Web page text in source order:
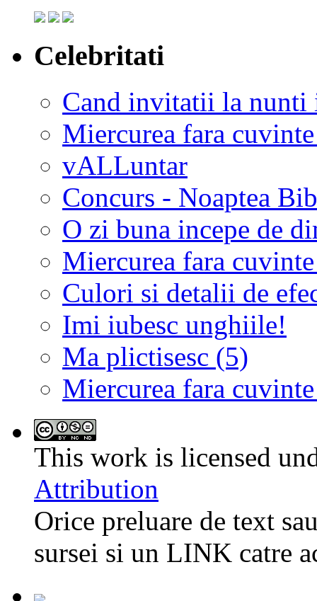
Celebritati
Cand invitatii la nunti
Miercurea fara
vALLuntar
Concurs - Noaptea
O zi buna incepe de
Miercurea fara
Culori si detalii de
Imi iubesc unghiile!
Ma plictisesc (5)
Miercurea fara
This work is licensed
Attribution
Orice preluare de text
sursei si un LINK catre